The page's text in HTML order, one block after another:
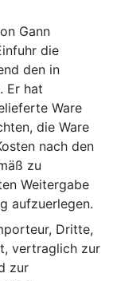
Gann
die
den in
Er hat
Ware
die Ware
nach den
zu
Weitergabe
aufzuerlegen.
Dritte,
vertraglich zur
zur